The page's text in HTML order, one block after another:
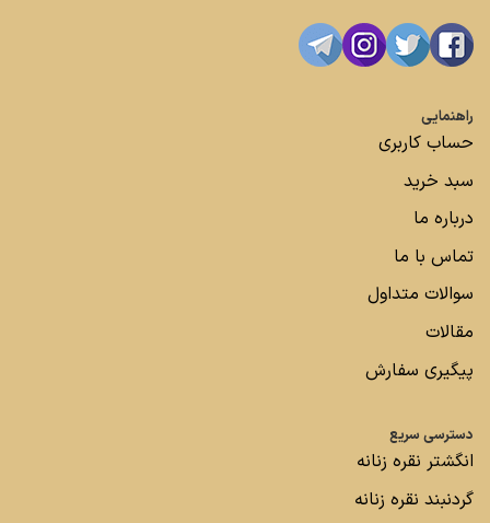
راهنمایی
حساب کاربری
سبد خرید
درباره ما
تماس با ما
سوالات متداول
مقالات
پیگیری سفارش
دسترسی سریع
انگشتر نقره زنانه
گردنبند نقره زنانه